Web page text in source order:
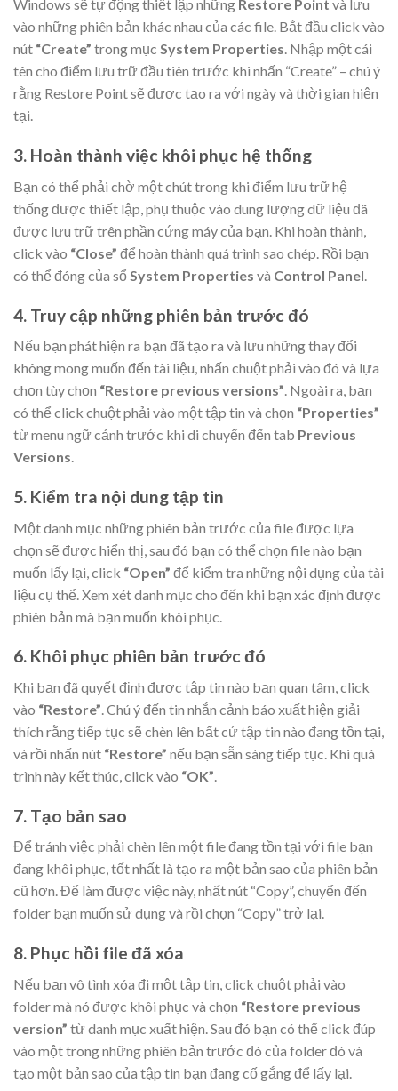
Windows sẽ tự động thiết lập những Restore Point và lưu
vào những phiên bản khác nhau của các file. Bắt đầu click vào
nút “Create” trong mục System Properties. Nhập một cái
tên cho điểm lưu trữ đầu tiên trước khi nhấn “Create” – chú ý
rằng Restore Point sẽ được tạo ra với ngày và thời gian hiện
tại.
3. Hoàn thành việc khôi phục hệ thống
Bạn có thể phải chờ một chút trong khi điểm lưu trữ hệ
thống được thiết lập, phụ thuộc vào dung lượng dữ liệu đã
được lưu trữ trên phần cứng máy của bạn. Khi hoàn thành,
click vào “Close” để hoàn thành quá trình sao chép. Rồi bạn
có thể đóng của sổSystem Properties và Control Panel.
4. Truy cập những phiên bản trước đó
Nếu bạn phát hiện ra bạn đã tạo ra và lưu những thay đổi
không mong muốn đến tài liệu, nhấn chuột phải vào đó và lựa
chọn tùy chọn “Restore previous versions”. Ngoài ra, bạn
có thể click chuột phải vào một tập tin và chọn “Properties”
từ menu ngữ cảnh trước khi di chuyển đến tab Previous
Versions.
5. Kiểm tra nội dung tập tin
Một danh mục những phiên bản trước của file được lựa
chọn sẽ được hiển thị, sau đó bạn có thể chọn file nào bạn
muốn lấy lại, click “Open” để kiểm tra những nội dụng của tài
liệu cụ thể. Xem xét danh mục cho đến khi bạn xác định được
phiên bản mà bạn muốn khôi phục.
6. Khôi phục phiên bản trước đó
Khi bạn đã quyết định được tập tin nào bạn quan tâm, click
vào “Restore”. Chú ý đến tin nhắn cảnh báo xuất hiện giải
thích rằng tiếp tục sẽ chèn lên bất cứ tập tin nào đang tồn tại,
và rồi nhấn nút “Restore” nếu bạn sẵn sàng tiếp tục. Khi quá
trình này kết thúc, click vào “OK”.
7. Tạo bản sao
Để tránh việc phải chèn lên một file đang tồn tại với file bạn
đang khôi phục, tốt nhất là tạo ra một bản sao của phiên bản
cũ hơn. Để làm được việc này, nhất nút “Copy”, chuyển đến
folder bạn muốn sử dụng và rồi chọn “Copy” trở lại.
8. Phục hồi file đã xóa
Nếu bạn vô tình xóa đi một tập tin, click chuột phải vào
folder mà nó được khôi phục và chọn “Restore previous
version” từ danh mục xuất hiện. Sau đó bạn có thể click đúp
vào một trong những phiên bản trước đó của folder đó và
tạo một bản sao của tập tin bạn đang cố gắng để lấy lại.